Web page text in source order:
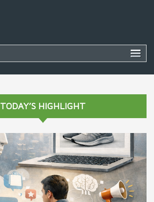
TODAY’S HIGHLIGHT